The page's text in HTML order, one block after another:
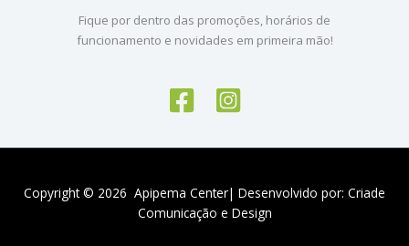
Fique por dentro das promoções, horários de
funcionamento e novidades em primeira mão!
Copyright © 2026 Apipema Center| Desenvolvido por: Criade
Comunicação e Design